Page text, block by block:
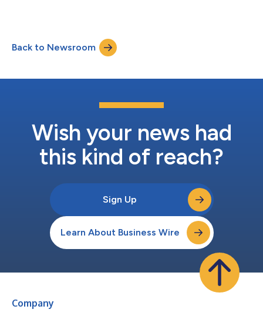
sbloccare nuove opportunità per consentire una maggiore
partecipazione a questo sport. Il testo originale del presente a...
Back to Newsroom
Wish your news had
this kind of reach?
Sign Up
Learn About Business Wire
Company